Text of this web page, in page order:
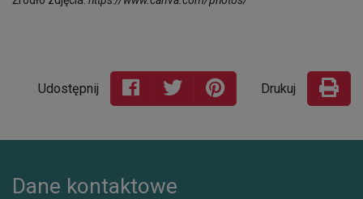
Udostępnij Drukuj
Dane kontaktowe